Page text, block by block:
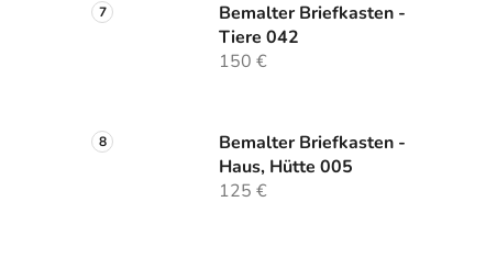
Bemalter Briefkasten -
Tiere 042
150 €
Bemalter Briefkasten -
Haus, Hütte 005
125 €